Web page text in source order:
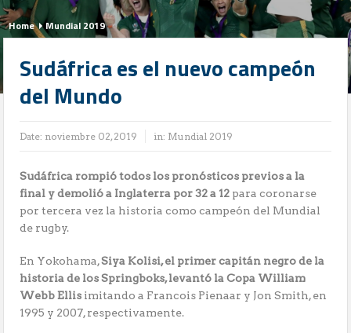
Home Mundial 2019
Sudáfrica es el nuevo campeón
del Mundo
Date: noviembre 02, 2019 in: Mundial 2019
Sudáfrica rompió todos los pronósticos previos a la
final y demolió a Inglaterra por 32 a 12 para coronarse
por tercera vez la historia como campeón del Mundial
de rugby.
En Yokohama,Siya Kolisi, el primer capitán negro de la
historia de los Springboks, levantó la Copa William
Webb Ellis imitando a Francois Pienaar y Jon Smith, en
1995 y 2007, respectivamente.